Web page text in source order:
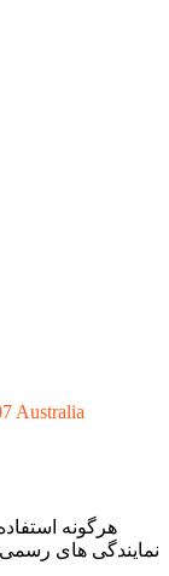
Australia
هرگونه
نمایندگی های